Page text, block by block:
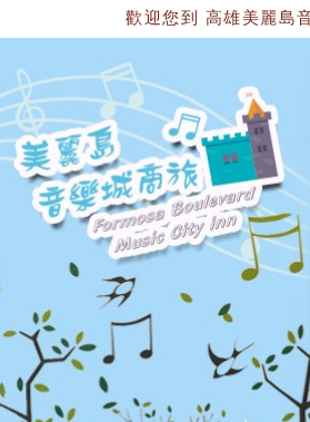
歡迎您到 高雄美麗島